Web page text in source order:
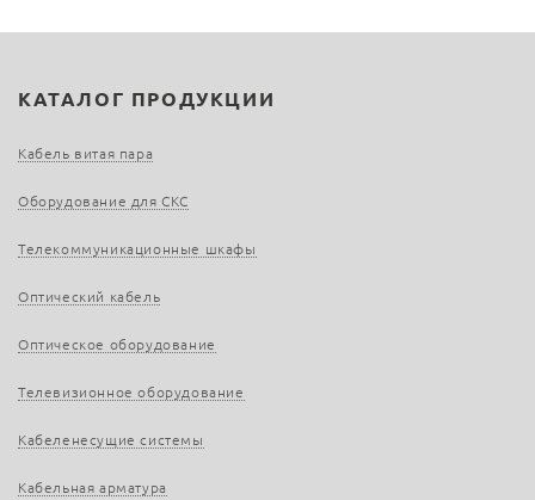
КАТАЛОГ ПРОДУКЦИИ
Кабель витая пара
Оборудование для СКС
Телекоммуникационные шкафы
Оптический кабель
Оптическое оборудование
Телевизионное оборудование
Кабеленесущие системы
Кабельная арматура